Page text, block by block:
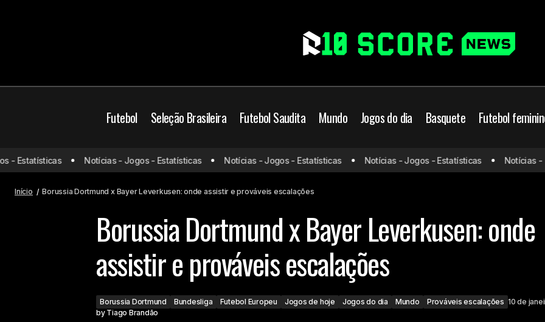
Futebol Seleção Brasileira Futebol Saudita Mundo Jogos do dia Basquete Futebol
Jorginho é oferecido ao Palmeiras;
clube avalia opção com cautela
Borussia Dortmund Bundesliga
Futebol Europeu
Jogos de hoje
Jogos do dia Mundo Prováveis escalações
Borussia Dortmund x
onde assistir e prováveis
Notícias - Jogos - Estatísticas Notícias - Jogos - Estatísticas Notícias - Jogos - Estatísticas Notícias -
Início Borussia Dortmund x Bayer Leverkusen: onde assistir e prováveis escalações
Borussia Dortmund x Bayer Leverkusen: onde
assistir e prováveis escalações
Borussia Dortmund Bundesliga Futebol Europeu Jogos de hoje Jogos do dia Mundo Prováveis escalações 10 de
by Tiago Brandão